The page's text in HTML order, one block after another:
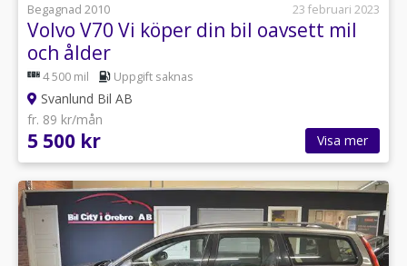
Begagnad 2010
23 februari 2023
Volvo V70 Vi köper din bil oavsett mil
och ålder
4 500 mil Uppgift saknas
Svanlund Bil AB
fr. 89 kr/mån
5 500 kr Visa mer